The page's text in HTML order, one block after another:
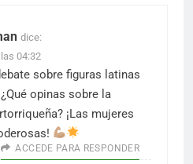
dice:
04:32
sobre figuras latinas
opinas sobre la
¡Las mujeres
ACCEDE PARA RESPONDER